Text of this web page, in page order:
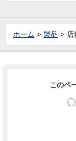
ホーム 製品 店
このペ